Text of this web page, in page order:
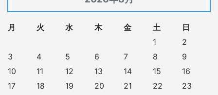
月 火 水 木 金 土
日
1
2
3
4 5 6 7 8
9
10
11 12 13 14 15
16
17
18 19 20 21 22
23